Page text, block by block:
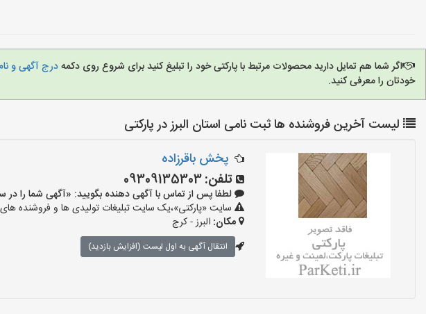
اگر شما هم تمایل دارید محصولات مرتبط با پارکتی خود را تبلیغ کنید برای شروع روی دکمهدرج آگهی و
خودتان را معرفی کنید.
لیست آخرین فروشنده ها ثبت نامی استان البرز در پارکتی
پخش باقرزاده
تلفن:09309135303
لطفا پس از تماس با آگهی دهنده بگویید: «آگهی شما را در سایت
سایت «پارکتی»،یک سایت تبلیغات تولیدی ها و فروشنده
مکان: البرز - کرج
انتقال آگهی به اول لیست (افزایش بازدید)